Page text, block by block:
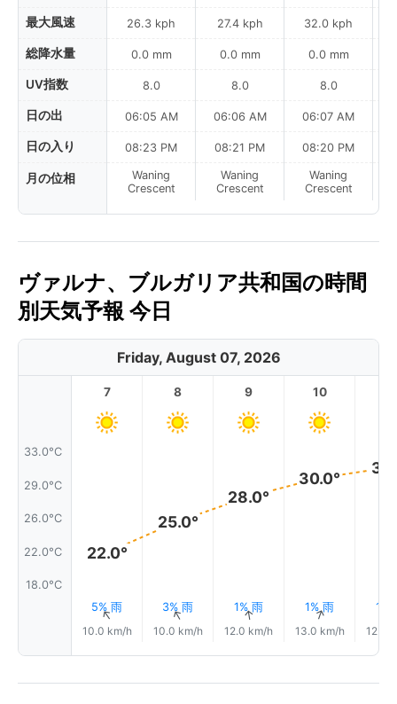
最大風速
総降水量
UV指数
日の出
日の入り
月の位相
26.3 kph
0.0 mm
8.0
06:05 AM
08:23 PM
Waning
Crescent
27.4 kph
0.0 mm
8.0
06:06 AM
08:21 PM
Waning
Crescent
32.0 kph
0.0 mm
8.0
06:07 AM
08:20 PM
Waning
Crescent
ヴァルナ、ブルガリア共和国の時間
別天気予報 今日
Friday, August 07, 2026
33.0°C
29.0°C
26.0°C
22.0°C
18.0°C
7
22.0°
5% 雨
↑
10.0 km/h
8
25.0°
3% 雨
↑
10.0 km/h
9
28.0°
1% 雨
↑
12.0 km/h
10
30.0°
1% 雨
↑
13.0 km/h
1%
12.0